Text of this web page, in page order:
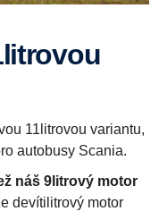
11litrovou variantu,
autobusy Scania.
náš 9litrový motor
devítilitrový motor